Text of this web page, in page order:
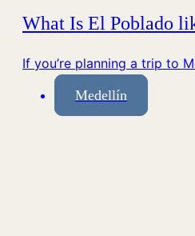
What Is El Poblado
If you’re planning a trip to
Medellín